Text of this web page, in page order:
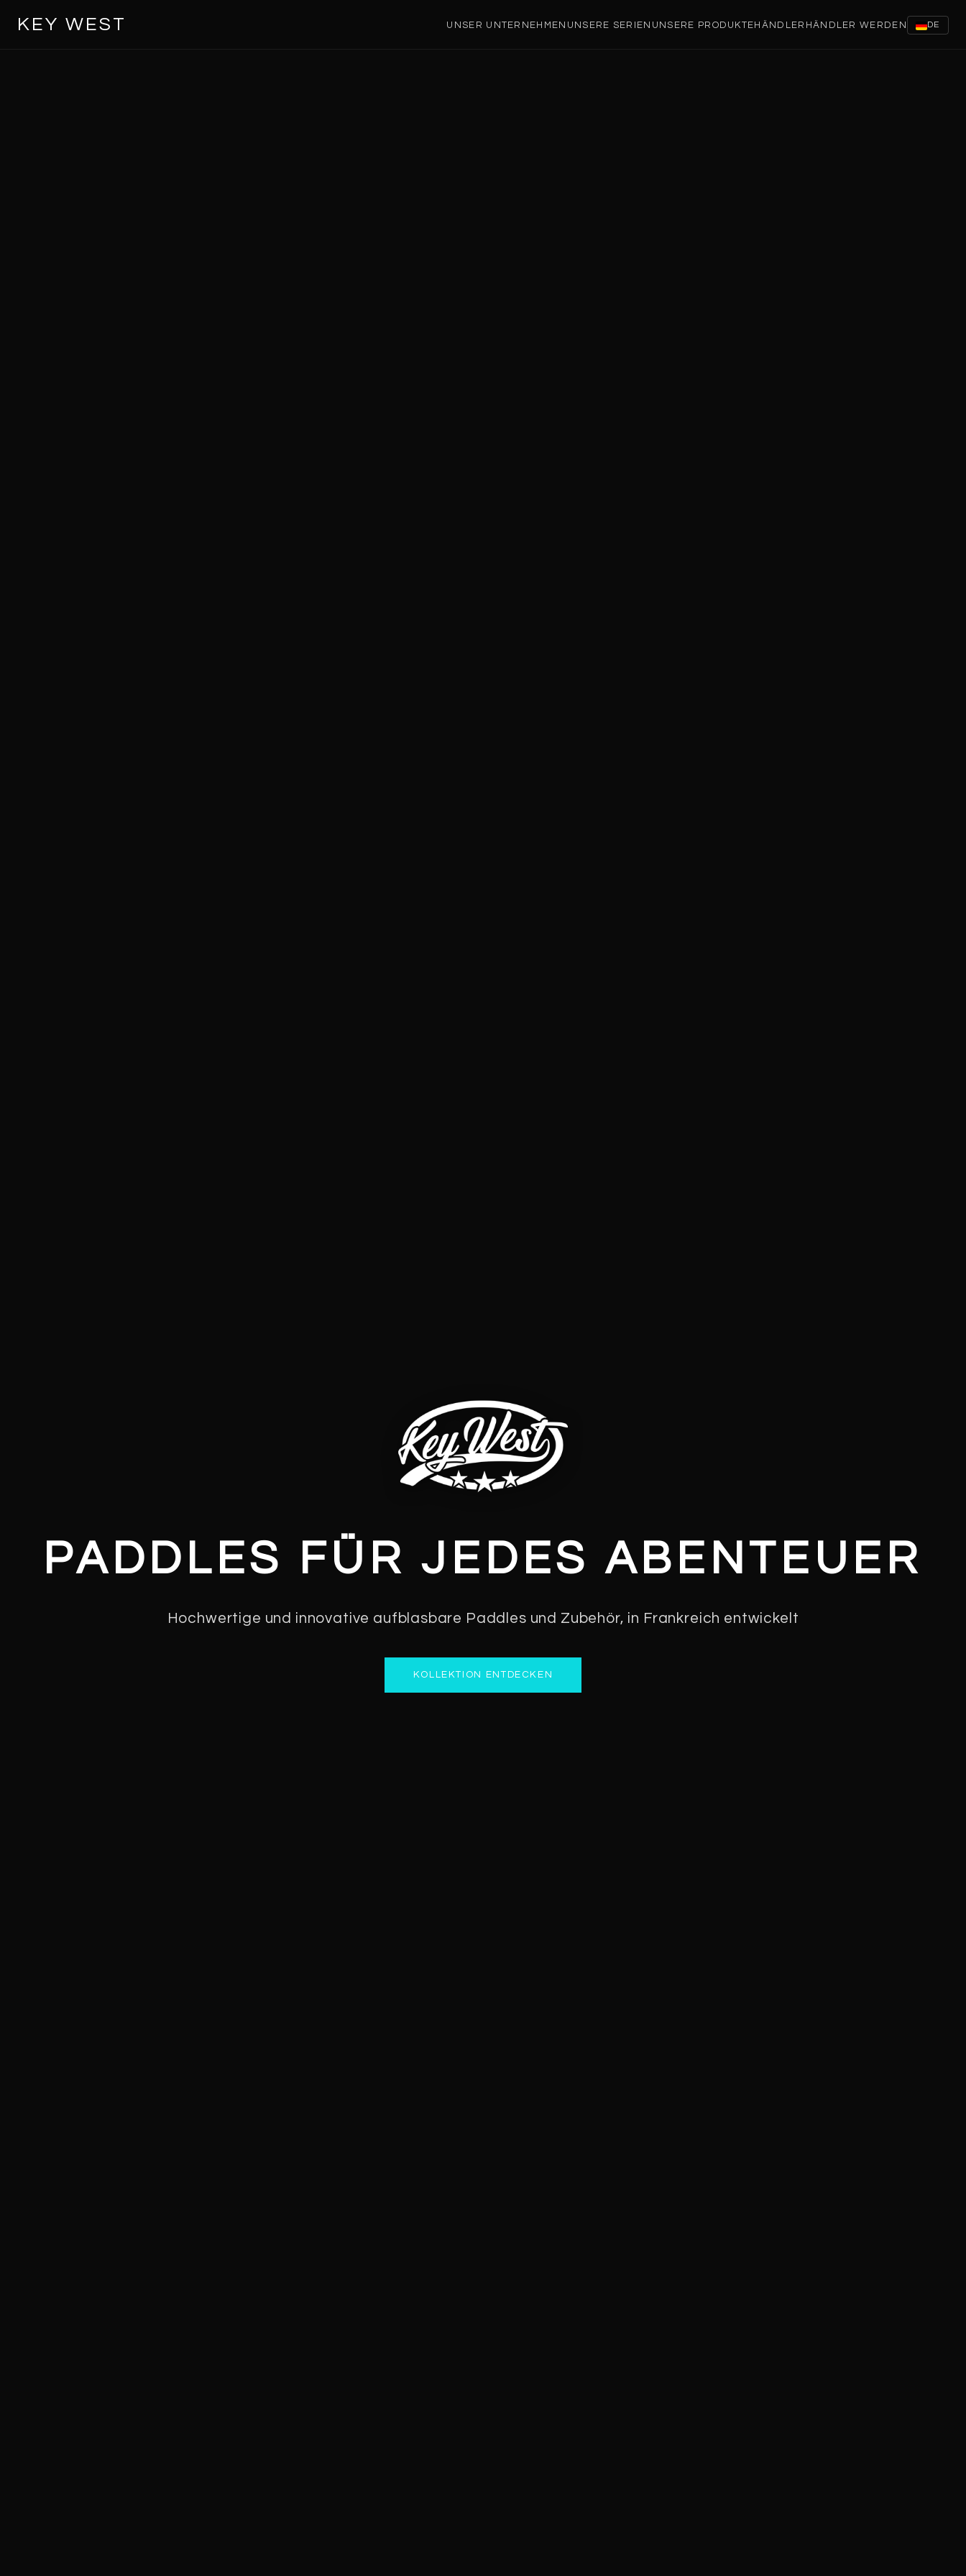
KEY WEST UNSER UNTERNEHMEN UNSERE SERIEN UNSERE PRODUKTEHÄNDLER HÄNDLER WERDEN DE
PADDLES FÜR JEDES ABENTEUER
Hochwertige und innovative aufblasbare Paddles und Zubehör, in Frankreich entwickelt
KOLLEKTION ENTDECKEN